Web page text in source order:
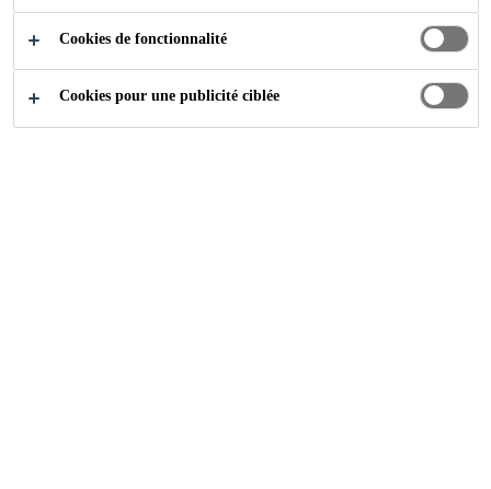
Industry ... Résines de coulée époxy résistantes à la
Cookies de fonctionnalité
Cookies pour une publicité ciblée